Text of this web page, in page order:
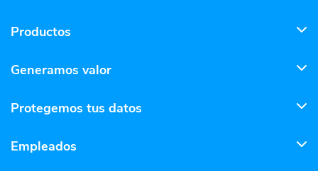
Productos
Generamos valor
Protegemos tus datos
Empleados